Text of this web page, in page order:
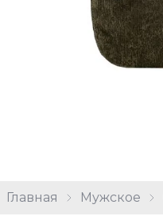
Главная Мужское